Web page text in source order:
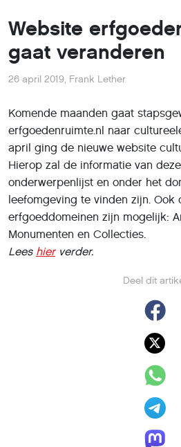
Website
gaat veranderen
Deel dit
26 april 2019, Frank Lether
Komende maanden gaat
erfgoedenruimte.nl naar
april ging de nieuwe website
Hierop zal de informatie van
onderwerpenlijst en onder het
leefomgeving te vinden zijn. Ook
erfgoeddomeinen zijn mogelijk:
Monumenten en Collecties.
Lees hierverder.